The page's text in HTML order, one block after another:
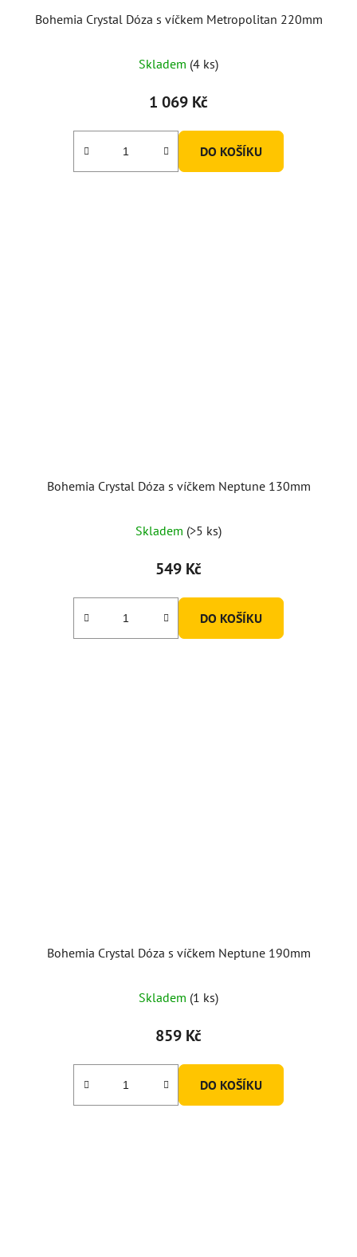
Bohemia Crystal Dóza s víčkem Metropolitan 220mm
Skladem (4 ks)
1 069 Kč
DO KOŠÍKU
Bohemia Crystal Dóza s víčkem Neptune 130mm
Skladem (>5 ks)
549 Kč
DO KOŠÍKU
Bohemia Crystal Dóza s víčkem Neptune 190mm
Skladem (1 ks)
859 Kč
DO KOŠÍKU